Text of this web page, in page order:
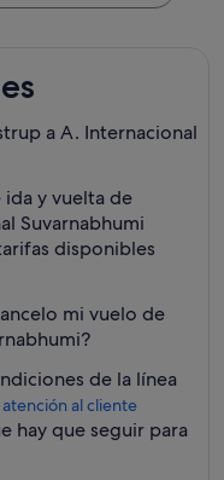
a A. Internacional
ida y vuelta de
Suvarnabhumi
disponibles
mi vuelo de
de la línea
al cliente
hay que seguir para